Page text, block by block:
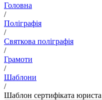
Головна
/
Поліграфія
/
Святкова поліграфія
/
Грамоти
/
Шаблони
/
Шаблон сертифіката юриста